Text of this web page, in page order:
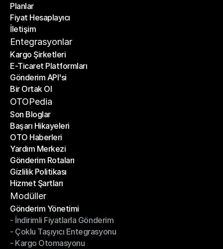
Anasayfa
Planlar
Planlar
Fiyat Hesaplayıcı
Fiyat Hesaplayıcı
İletişim
İletişim
Entegrasyonlar
Kargo Şirketleri
Kargo Şirketleri
E-Ticaret Platformları
E-Ticaret Platformları
Gönderim API'si
Gönderim API'si
Bir Ortak Ol
Bir Ortak Ol
OTOPedia
Son Bloglar
Son Bloglar
Başarı Hikayeleri
Başarı Hikayeleri
OTO Haberleri
OTO Haberleri
Yardım Merkezi
Yardım Merkezi
Gönderim Rotaları
Gönderim Rotaları
Gizlilik Politikası
Gizlilik Politikası
Hizmet Şartları
Hizmet Şartları
Modüller
Gönderim Yönetimi
Gönderim Yönetimi
- İndirimli Fiyatlarla Gönderim
- İndirimli Fiyatlarla Gönderim
- Çoklu Taşıyıcı Entegrasyonu
- Çoklu Taşıyıcı Entegrasyonu
- Kargo Otomasyonu